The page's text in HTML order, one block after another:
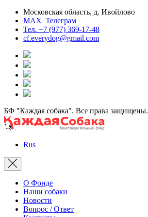
Московская область, д. Ивойлово
MAX Телеграм
Тел. +7 (977) 369-17-48
cf.everydog@gmail.com
БФ "Каждая собака". Все права защищены.
Rus
О Фонде
Наши собаки
Новости
Вопрос / Ответ